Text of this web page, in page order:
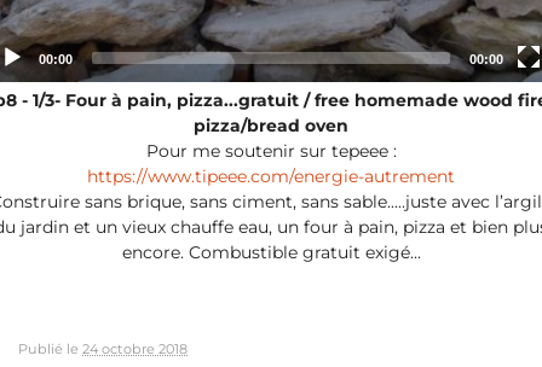
Current
00:00
Total
duration
00:00
- 1/3- Four à pain, pizza...gratuit / free homemade wood
pizza/bread oven
Pour me soutenir sur tepeee :
https://www.tipeee.com/energie-autrement
sans brique, sans ciment, sans sable.....juste avec
jardin et un vieux chauffe eau, un four à pain, pizza et bien
encore. Combustible gratuit exigé...
Publié le 24 octobre 2018